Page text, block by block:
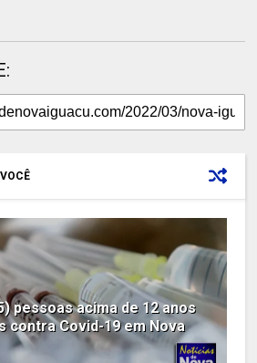
pessoas acima de 12 anos
contra Covid-19 em Nova